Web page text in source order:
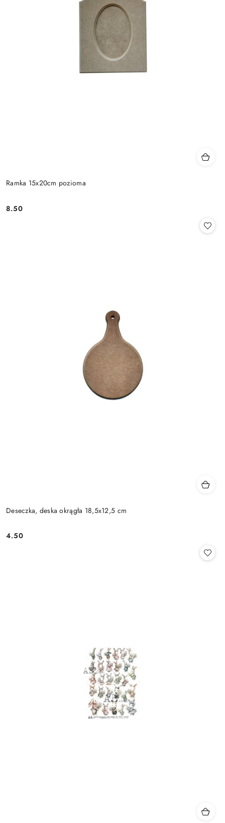
Ramka 15x20cm pozioma
Cena:
8.50
Deseczka, deska okrągła 18,5x12,5 cm
Cena:
4.50